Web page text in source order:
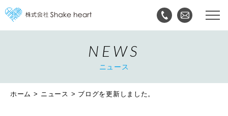
NEWS
ニュース
ホーム ニュース ブログを更新しました。